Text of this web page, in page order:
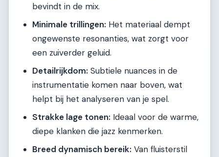
bevindt in de mix.
Minimale trillingen: Het materiaal dempt
ongewenste resonanties, wat zorgt voor
een zuiverder geluid.
Detailrijkdom: Subtiele nuances in de
instrumentatie komen naar boven, wat
helpt bij het analyseren van je spel.
Strakke lage tonen: Ideaal voor de warme,
diepe klanken die jazz kenmerken.
Breed dynamisch bereik: Van fluisterstil